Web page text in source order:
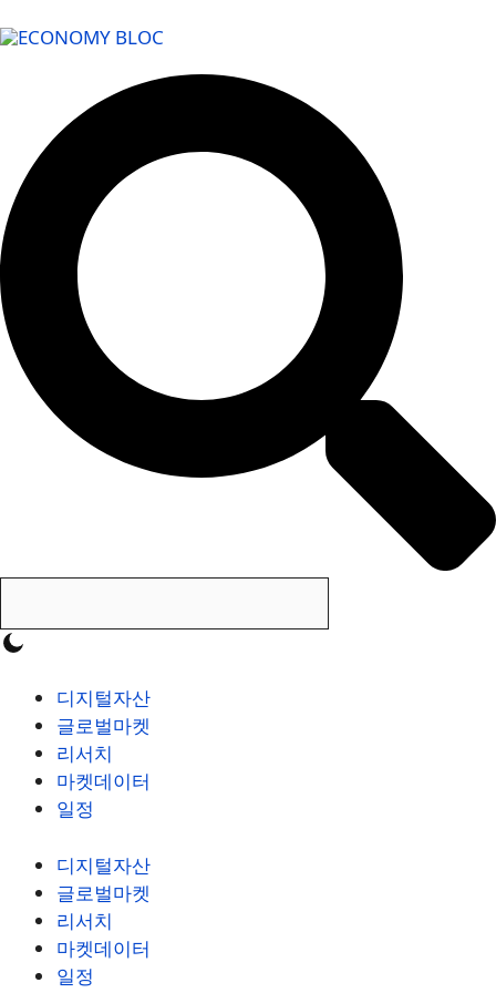
디지털자산
글로벌마켓
리서치
마켓데이터
일정
디지털자산
글로벌마켓
리서치
마켓데이터
일정